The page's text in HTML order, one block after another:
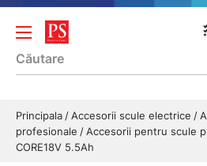
Principala Accesorii scule electrice
profesionale
Accesorii pentru scule
CORE18V 5.5Ah